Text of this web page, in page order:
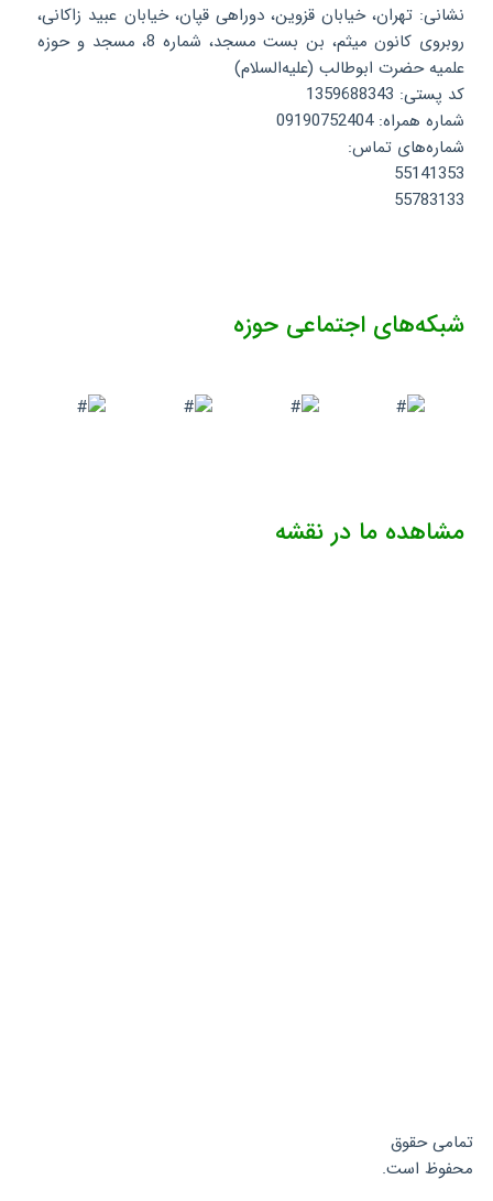
نشانی: تهران، خیابان قزوین، دوراهی قپان، خیابان عبید زاکانی،
روبروی کانون میثم، بن بست مسجد، شماره 8، مسجد و حوزه
علمیه حضرت ابوطالب (علیه‌السلام)
کد پستی: 1359688343
شماره همراه: 09190752404
شماره‌های تماس:
55141353
55783133
شبکه‌های اجتماعی حوزه
مشاهده ما در نقشه
تمامی حقوق
محفوظ است.